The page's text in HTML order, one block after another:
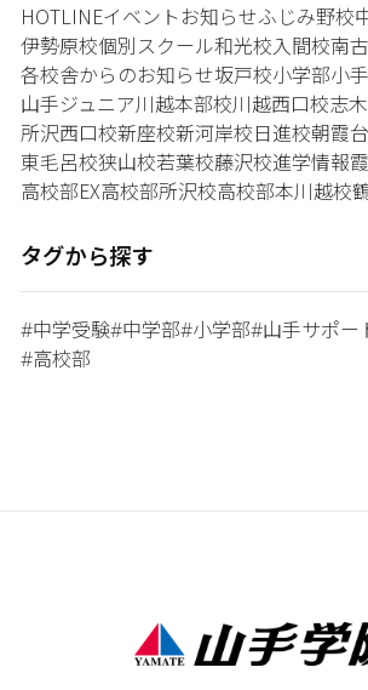
HOTLINEイベントお知らせふじみ野校
伊勢原校個別スクール和光校入間校南
各校舎からのお知らせ坂戸校小学部小
山手ジュニア川越本部校川越西口校志
所沢西口校新座校新河岸校日進校朝霞
東毛呂校狭山校若葉校藤沢校進学情報
高校部EX高校部所沢校高校部本川越校
タグから探す
#中学受験#中学部#小学部#山手サポー
#高校部